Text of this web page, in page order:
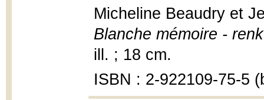
Micheline Beaudry et
Blanche mémoire -
ill. ; 18 cm.
ISBN : 2-922109-75-5